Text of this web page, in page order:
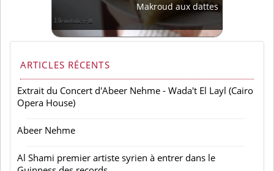
Makroud aux dattes
ARTICLES RÉCENTS
Extrait du Concert d'Abeer Nehme - Wada't El Layl (Cairo
Opera House)
Abeer Nehme
Al Shami premier artiste syrien à entrer dans le